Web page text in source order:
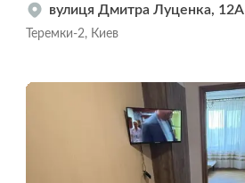
вулиця Дмитра Луценка, 12А
Теремки-2, Киев